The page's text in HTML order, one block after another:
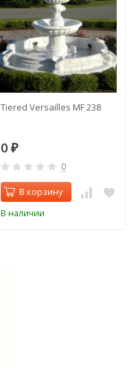
Tiered Versailles MF 238
0 ₽
0
В корзину
В наличии